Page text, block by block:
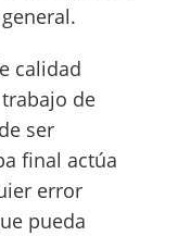
calidad
de
ser
final actúa
error
pueda